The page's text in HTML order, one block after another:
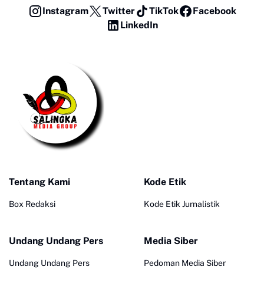
Instagram Twitter TikTok
Facebook
LinkedIn
Tentang Kami
Box Redaksi
Kode Etik
Kode Etik Jurnalistik
Undang Undang Pers
Undang Undang Pers
Media Siber
Pedoman Media Siber